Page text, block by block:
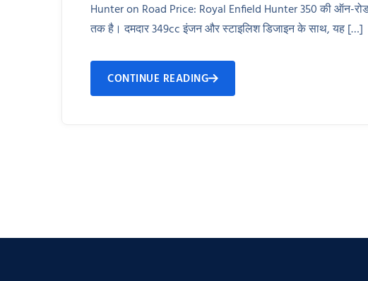
Hunter on Road Price: Royal Enfield Hunter 350 की ऑन-
तक है। दमदार 349cc इंजन और स्टाइलिश डिजाइन के साथ, यह […]
CONTINUE READING